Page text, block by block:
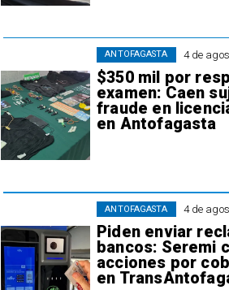
4 de
$350 mil por
examen: Caen
fraude en
en Antofagasta
ANTOFAGASTA
4 de
Piden enviar
bancos: Seremi
acciones por
en
ANTOFAGASTA